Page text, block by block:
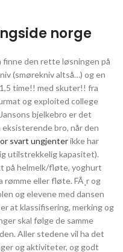
norge
finne den rette løsningen på
(smørekniv altså…) og en
time!! med skuter!! fra
og exploited college
bjelkebro er det
bro, når den
svart ungjenterikke har
utilstrekkelig kapasitet).
på helmelk/fløte, yoghurt
eller fløte. FÃ¸r og
og elevene med dansen
at klassifisering, merking og
skal følge de samme
Aller stedene vil ha det
og aktiviteter, og godt